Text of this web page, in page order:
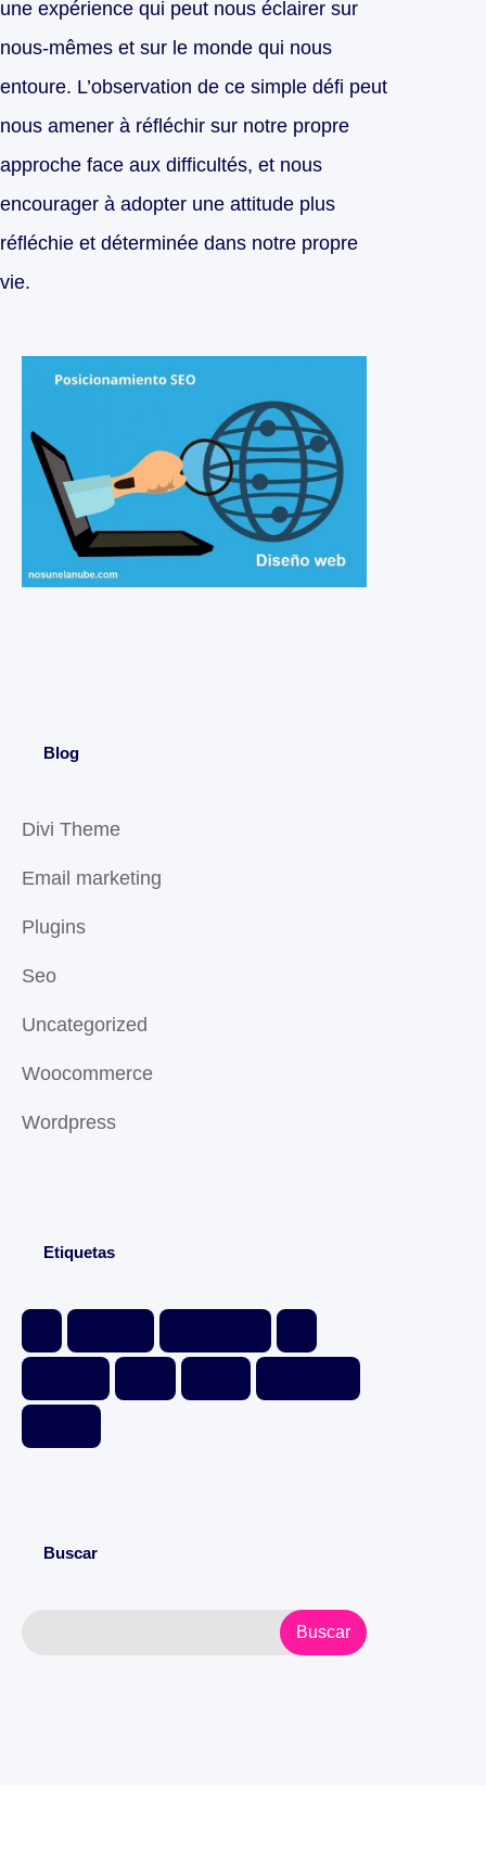
une expérience qui peut nous éclairer sur
nous-mêmes et sur le monde qui nous
entoure. L’observation de ce simple défi peut
nous amener à réfléchir sur notre propre
approche face aux difficultés, et nous
encourager à adopter une attitude plus
réfléchie et déterminée dans notre propre
vie.
Blog
Divi Theme
Email marketing
Plugins
Seo
Uncategorized
Woocommerce
Wordpress
Etiquetas
Buscar